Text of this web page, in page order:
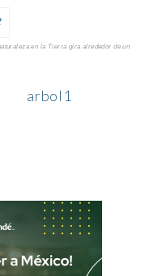
en la Tierra gira alrededor de un